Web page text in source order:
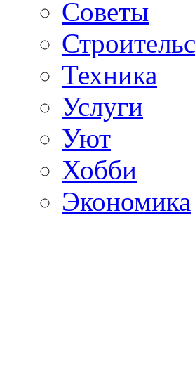
Советы
Техника
Услуги
Уют
Хобби
Экономика